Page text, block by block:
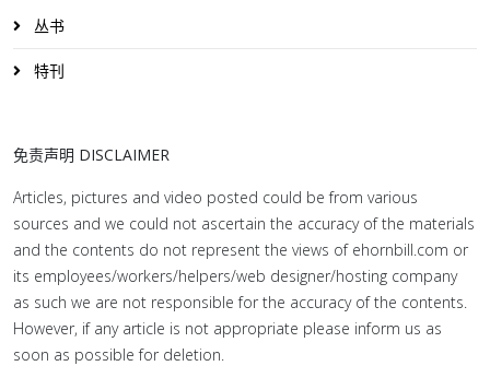
丛书
特刊
免责声明 DISCLAIMER
Articles, pictures and video posted could be from various
sources and we could not ascertain the accuracy of the materials
and the contents do not represent the views of ehornbill.com or
its employees/workers/helpers/web designer/hosting company
as such we are not responsible for the accuracy of the contents.
However, if any article is not appropriate please inform us as
soon as possible for deletion.